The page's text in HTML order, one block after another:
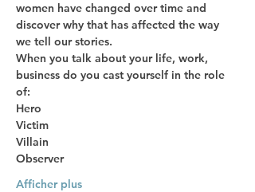
women have changed over time and
discover why that has affected the way
we tell our stories.
When you talk about your life, work,
business do you cast yourself in the role
of:
Hero
Victim
Villain
Observer
Afficher plus